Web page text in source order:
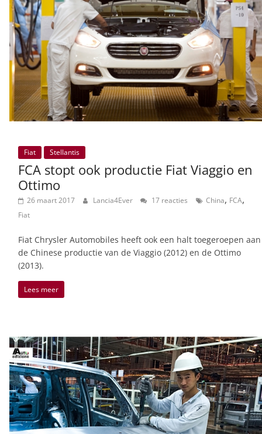
Fiat Stellantis
FCA stopt ook productie Fiat Viaggio en
Ottimo
26 maart 2017 Lancia4Ever 17 reacties China, FCA,
Fiat
Fiat Chrysler Automobiles heeft ook een halt toegeroepen aan
de Chinese productie van de Viaggio (2012) en de Ottimo
(2013).
Lees meer